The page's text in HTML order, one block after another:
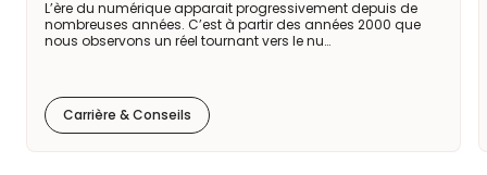
L’ère du numérique apparait progressivement depuis de
nombreuses années. C’est à partir des années 2000 que
nous observons un réel tournant vers le nu…
Carrière & Conseils